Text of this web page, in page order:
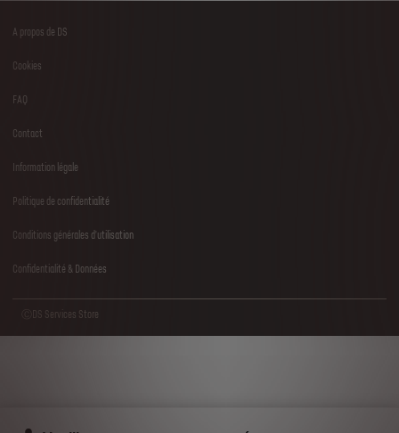
Footer
A propos de DS
Cookies
FAQ
Contact
Information légale
Politique de confidentialité
Conditions générales d'utilisation
Confidentialité & Données
ⒸDS Services Store